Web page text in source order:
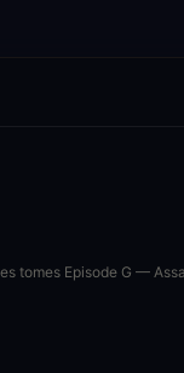
tomes Episode G —